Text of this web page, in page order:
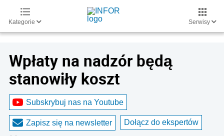
Kategorie Serwisy
Wpłaty na nadzór będą
stanowiły koszt
Subskrybuj nas na Youtube
Zapisz się na newsletter Dołącz do ekspertów